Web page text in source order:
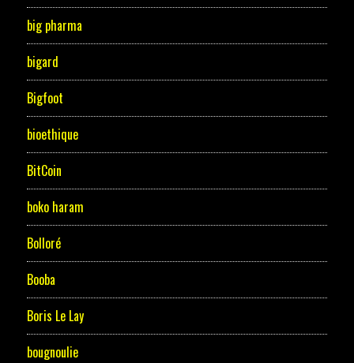
big pharma
bigard
Bigfoot
bioethique
BitCoin
boko haram
Bolloré
Booba
Boris Le Lay
bougnoulie